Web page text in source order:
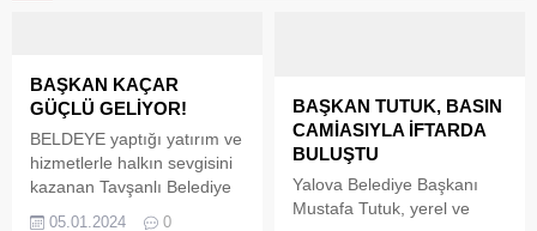
BAŞKAN KAÇAR
GÜÇLÜ GELİYOR!
BELDEYE yaptığı yatırım ve
hizmetlerle halkın sevgisini
kazanan Tavşanlı Belediye
05.01.2024 0
BAŞKAN TUTUK, BASIN
CAMİASIYLA İFTARDA
BULUŞTU
Yalova Belediye Başkanı
Mustafa Tutuk, yerel ve